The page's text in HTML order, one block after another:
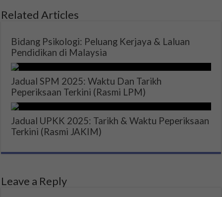
Related Articles
Bidang Psikologi: Peluang Kerjaya & Laluan
Pendidikan di Malaysia
Jadual SPM 2025: Waktu Dan Tarikh
Peperiksaan Terkini (Rasmi LPM)
Jadual UPKK 2025: Tarikh & Waktu Peperiksaan
Terkini (Rasmi JAKIM)
Leave a Reply